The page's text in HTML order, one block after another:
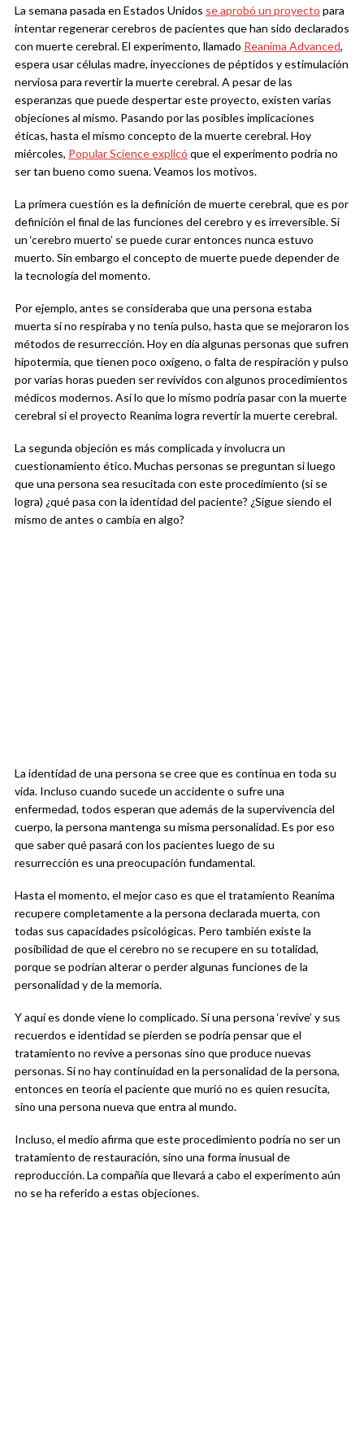
La semana pasada en Estados Unidos se aprobó un proyecto para
intentar regenerar cerebros de pacientes que han sido declarados
con muerte cerebral. El experimento, llamado Reanima Advanced,
espera usar células madre, inyecciones de péptidos y estimulación
nerviosa para revertir la muerte cerebral. A pesar de las
esperanzas que puede despertar este proyecto, existen varias
objeciones al mismo. Pasando por las posibles implicaciones
éticas, hasta el mismo concepto de la muerte cerebral. Hoy
miércoles, Popular Science explicó que el experimento podría no
ser tan bueno como suena. Veamos los motivos.
La primera cuestión es la definición de muerte cerebral, que es por
definición el final de las funciones del cerebro y es irreversible. Si
un ‘cerebro muerto’ se puede curar entonces nunca estuvo
muerto. Sin embargo el concepto de muerte puede depender de
la tecnología del momento.
Por ejemplo, antes se consideraba que una persona estaba
muerta si no respiraba y no tenía pulso, hasta que se mejoraron los
métodos de resurrección. Hoy en día algunas personas que sufren
hipotermia, que tienen poco oxígeno, o falta de respiración y pulso
por varias horas pueden ser revividos con algunos procedimientos
médicos modernos. Así lo que lo mismo podría pasar con la muerte
cerebral si el proyecto Reanima logra revertir la muerte cerebral.
La segunda objeción es más complicada y involucra un
cuestionamiento ético. Muchas personas se preguntan si luego
que una persona sea resucitada con este procedimiento (si se
logra) ¿qué pasa con la identidad del paciente? ¿Sigue siendo el
mismo de antes o cambia en algo?
La identidad de una persona se cree que es continua en toda su
vida. Incluso cuando sucede un accidente o sufre una
enfermedad, todos esperan que además de la supervivencia del
cuerpo, la persona mantenga su misma personalidad. Es por eso
que saber qué pasará con los pacientes luego de su
resurrección es una preocupación fundamental.
Hasta el momento, el mejor caso es que el tratamiento Reanima
recupere completamente a la persona declarada muerta, con
todas sus capacidades psicológicas. Pero también existe la
posibilidad de que el cerebro no se recupere en su totalidad,
porque se podrían alterar o perder algunas funciones de la
personalidad y de la memoria.
Y aquí es donde viene lo complicado. Si una persona ‘revive’ y sus
recuerdos e identidad se pierden se podría pensar que el
tratamiento no revive a personas sino que produce nuevas
personas. Si no hay continuidad en la personalidad de la persona,
entonces en teoría el paciente que murió no es quien resucita,
sino una persona nueva que entra al mundo.
Incluso, el medio afirma que este procedimiento podría no ser un
tratamiento de restauración, sino una forma inusual de
reproducción. La compañía que llevará a cabo el experimento aún
no se ha referido a estas objeciones.